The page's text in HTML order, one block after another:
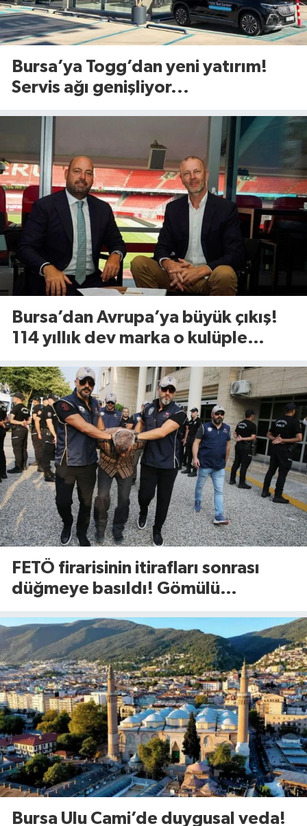
Bursa’ya Togg’dan yeni yatırım!
Servis ağı genişliyor...
Bursa’dan Avrupa’ya büyük çıkış!
114 yıllık dev marka o kulüple
FETÖ firarisinin itirafları sonrası
düğmeye basıldı! Gömülü
Bursa Ulu Cami’de duygusal veda!